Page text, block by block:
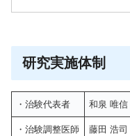
研究実施体制
・治験代表者 和泉 唯
・治験調整医師 藤田 浩